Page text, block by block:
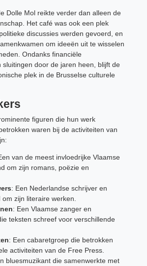
Dolle Mol reikte verder dan alleen de
Het café was ook een plek
discussies werden gevoerd, en
om ideeën uit te wisselen
Ondanks financiële
sluitingen door de jaren heen, blijft de
plek in de Brusselse culturele
figuren die hun werk
waren bij de activiteiten van
van de meest invloedrijke Vlaamse
om zijn romans, poëzie en
: Een Nederlandse schrijver en
zijn literaire werken.
: Een Vlaamse zanger en
teksten schreef voor verschillende
: Een cabaretgroep die betrokken
activiteiten van de Free Press.
bluesmuzikant die samenwerkte met